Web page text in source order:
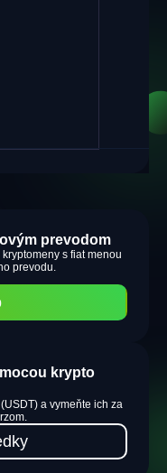
prevodom
s fiat menou
prevodu.
krypto
a vymeňte ich za